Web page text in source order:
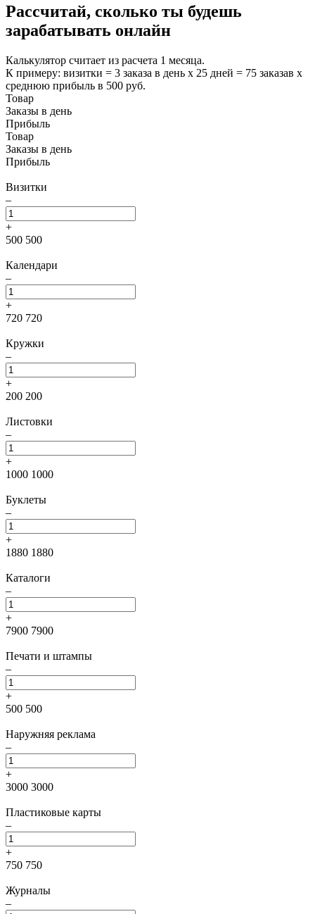
Рассчитай, сколько ты будешь
зарабатывать онлайн
Калькулятор считает из расчета 1 месяца.
К примеру: визитки = 3 заказа в день х 25 дней = 75 заказав х
среднюю прибыль в 500 руб.
Товар
Заказы в день
Прибыль
Товар
Заказы в день
Прибыль
Визитки
–
+
500 500
Календари
–
+
720 720
Кружки
–
+
200 200
Листовки
–
+
1000 1000
Буклеты
–
+
1880 1880
Каталоги
–
+
7900 7900
Печати и штампы
–
+
500 500
Наружняя реклама
–
+
3000 3000
Пластиковые карты
–
+
750 750
Журналы
–